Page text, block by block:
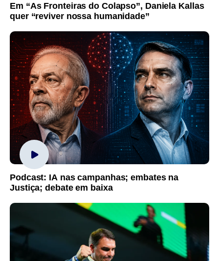
Em “As Fronteiras do Colapso”, Daniela Kallas
quer “reviver nossa humanidade”
Podcast: IA nas campanhas; embates na
Justiça; debate em baixa